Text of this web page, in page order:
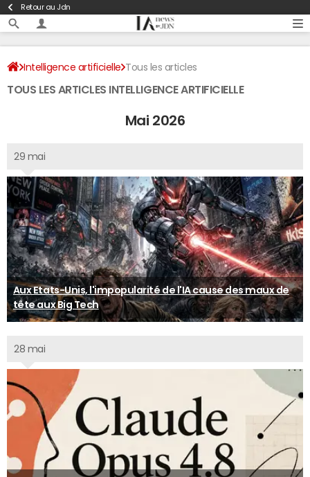
Retour au Jdn
Intelligence artificielle Tous les articles
TOUS LES ARTICLES INTELLIGENCE ARTIFICIELLE
Mai 2026
29 mai
Aux Etats-Unis, l'impopularité de l'IA cause des maux de
tête aux Big Tech
28 mai